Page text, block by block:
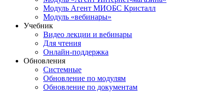
Модуль Агент МИОБС Кристалл
Модуль «вебинары»
Учебник
Видео лекции и вебинары
Для чтения
Онлайн-поддержка
Обновления
Системные
Обновление по модулям
Обновление по документам